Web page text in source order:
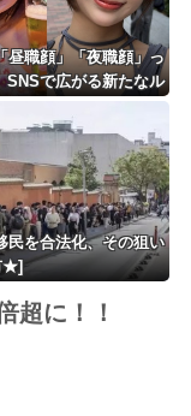
昼職顔」「夜職顔」っ
で広がる新たなル
論争ｗｗｗｗｗｗｗ
民を合法化、その狙い
★]
超に！！